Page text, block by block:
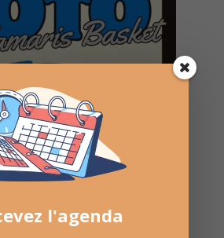
l'agenda